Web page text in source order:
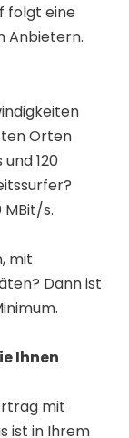
folgt eine
Anbietern.
Orten
120
s.
mit
Dann ist
Ihnen
mit
ist in Ihrem